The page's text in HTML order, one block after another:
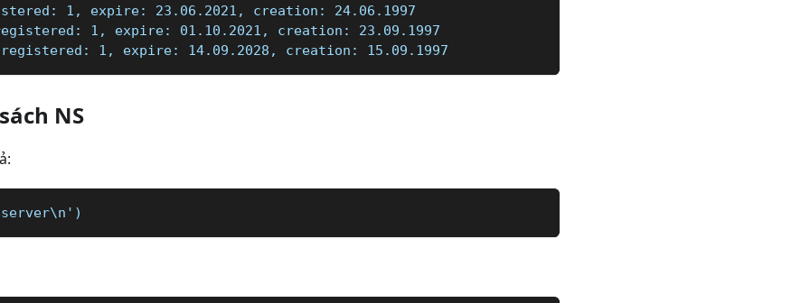
1, expire: 23.06.2021, creation: 24.06.1997
1, expire: 01.10.2021, creation: 23.09.1997
registered: 1, expire: 14.09.2028, creation: 15.09.1997
NS